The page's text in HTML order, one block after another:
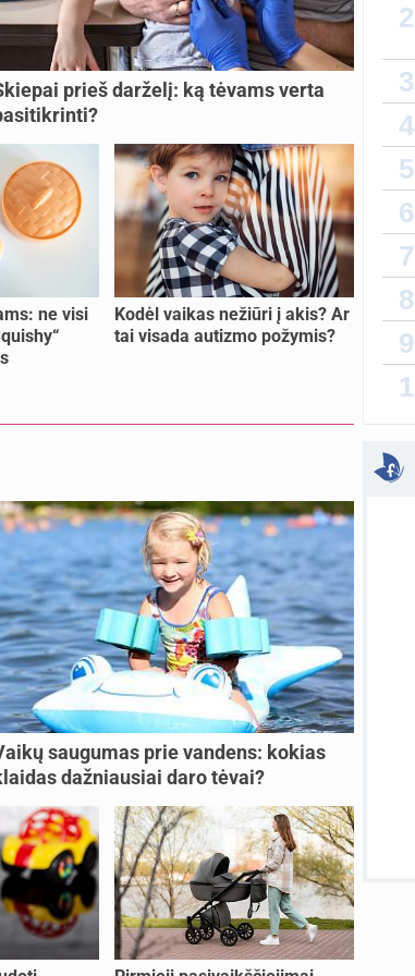
prieš darželį: ką tėvams verta
ne visi
Kodėl vaikas nežiūri į akis? Ar
tai visada autizmo požymis?
saugumas prie vandens: kokias
dažniausiai daro tėvai?
sukurta
sukurta
Kaip
2
3
4
5
6
7
8
9